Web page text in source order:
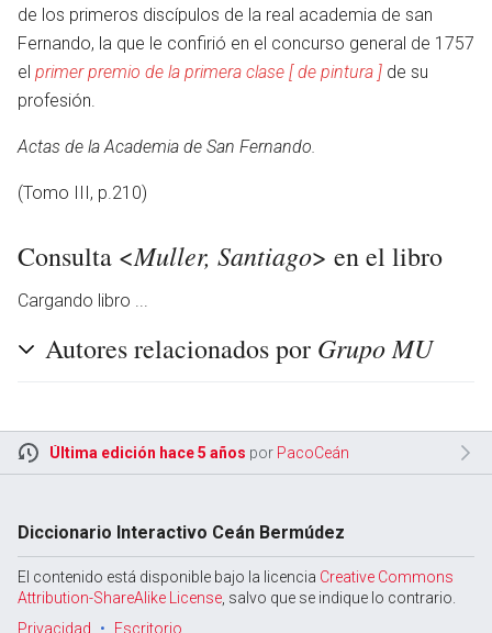
de los primeros discípulos de la real academia de san
Fernando, la que le confirió en el concurso general de 1757
el primer premio de la primera clase [ de pintura ] de su
profesión.
Actas de la Academia de San Fernando.
(Tomo III, p.210)
Consulta <Muller, Santiago> en el libro
Cargando libro ...
Autores relacionados por Grupo MU
Última edición hace 5 años por PacoCeán
Diccionario Interactivo Ceán Bermúdez
El contenido está disponible bajo la licencia Creative Commons
Attribution-ShareAlike License , salvo que se indique lo contrario.
Privacidad
Escritorio